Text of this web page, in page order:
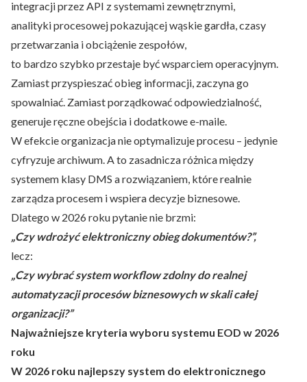
integracji przez API z systemami zewnętrznymi,
analityki procesowej pokazującej wąskie gardła, czasy
przetwarzania i obciążenie zespołów,
to bardzo szybko przestaje być wsparciem operacyjnym.
Zamiast przyspieszać obieg informacji, zaczyna go
spowalniać. Zamiast porządkować odpowiedzialność,
generuje ręczne obejścia i dodatkowe e-maile.
W efekcie organizacja nie optymalizuje procesu – jedynie
cyfryzuje archiwum. A to zasadnicza różnica między
systemem klasy DMS a rozwiązaniem, które realnie
zarządza procesem i wspiera decyzje biznesowe.
Dlatego w 2026 roku pytanie nie brzmi:
„Czy wdrożyć elektroniczny obieg dokumentów?”,
lecz:
„Czy wybrać system workflow zdolny do realnej
automatyzacji procesów biznesowych w skali całej
organizacji?”
Najważniejsze kryteria wyboru systemu EOD w 2026
roku
W 2026 roku najlepszy system do elektronicznego